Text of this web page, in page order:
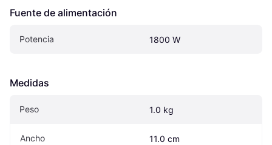
Fuente de alimentación
Potencia 1800 W
Medidas
Peso 1.0 kg
Ancho 11.0 cm